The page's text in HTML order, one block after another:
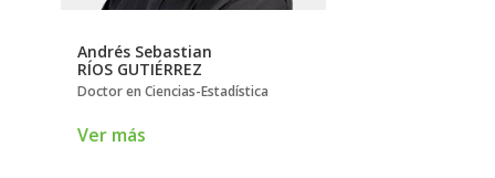
Andrés Sebastian
RÍOS GUTIÉRREZ
Doctor en Ciencias-Estadística
Ver más